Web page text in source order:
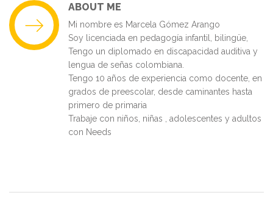
ABOUT ME
Mi nombre es Marcela Gómez Arango
Soy licenciada en pedagogía infantil, bilingüe,
Tengo un diplomado en discapacidad auditiva y
lengua de señas colombiana.
Tengo 10 años de experiencia como docente, en
grados de preescolar, desde caminantes hasta
primero de primaria
Trabaje con niños, niñas , adolescentes y adultos
con Needs